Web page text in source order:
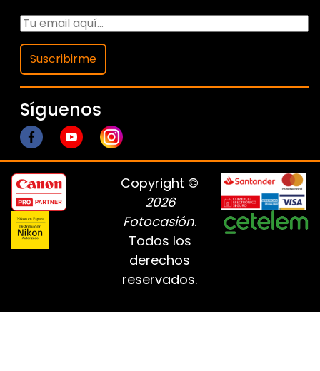
Suscribirme
Síguenos
Copyright ©
2026
Fotocasión.
Todos los
derechos
reservados.